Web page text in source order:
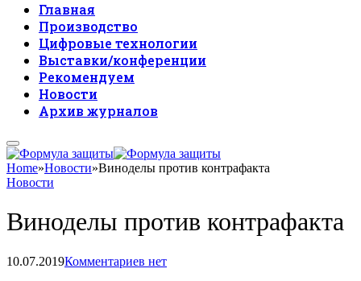
Главная
Производство
Цифровые технологии
Выставки/конференции
Рекомендуем
Новости
Архив журналов
Home»Новости»Виноделы против контрафакта
Новости
Виноделы против контрафакта
10.07.2019Комментариев нет